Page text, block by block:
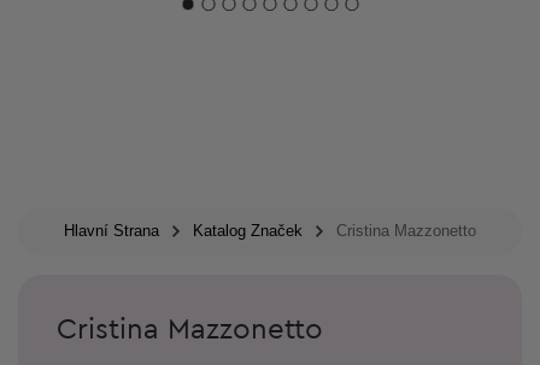
Hlavní Strana Katalog Značek Cristina Mazzonetto
Cristina Mazzonetto